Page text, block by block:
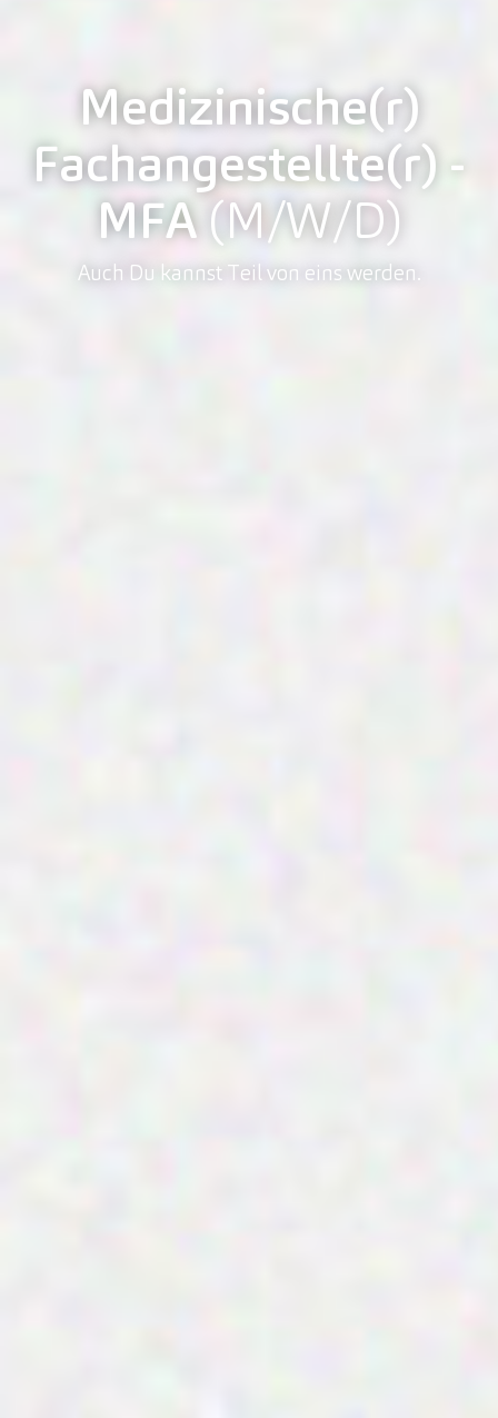
Medizinische(r)
Fachangestellte(r) -
MFA(M/W/D)
Auch Du kannst Teil von eins werden.